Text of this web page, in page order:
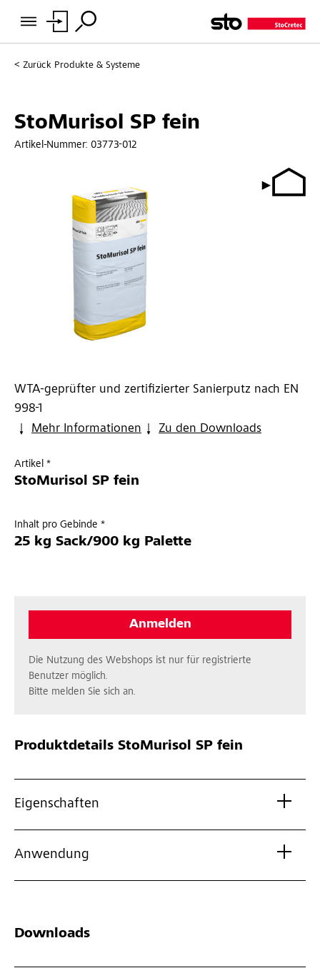
Zurück Produkte & Systeme
StoMurisol SP fein
Artikel-Nummer: 03773-012
WTA-geprüfter und zertifizierter Sanierputz nach EN
998-1
Mehr Informationen
Zu den Downloads
Artikel *
StoMurisol SP fein
Inhalt pro Gebinde *
25 kg Sack/900 kg Palette
Anmelden
Die Nutzung des Webshops ist nur für registrierte
Benutzer möglich.
Bitte melden Sie sich an.
Produktdetails StoMurisol SP fein
Eigenschaften
Anwendung
Downloads